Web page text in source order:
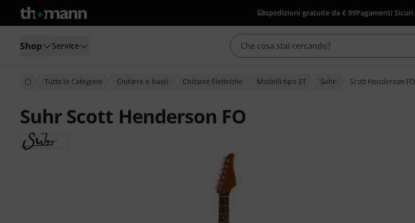
spedizioni gratuite da € 99Pagamenti Sicuri
Shop Service
Tutte le Categorie Chitarre e bassi Chitarre Elettriche Modelli tipo ST Suhr Scott Henderson FO
Suhr Scott Henderson FO